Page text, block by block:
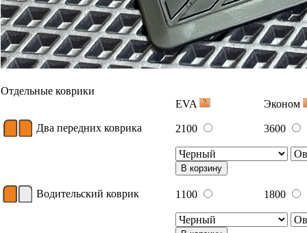
EVA
Эконом
Ковер
багажника
индивидуально 2050 руб/
кв.м.
кв.м.
В корзину
Вышивка
Примеры вышивки